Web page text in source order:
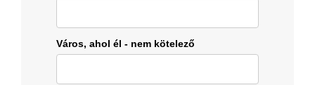
Város, ahol él - nem kötelező